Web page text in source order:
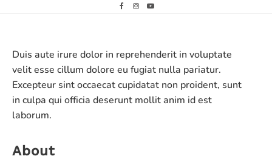
Duis aute irure dolor in reprehenderit in voluptate
velit esse cillum dolore eu fugiat nulla pariatur.
Excepteur sint occaecat cupidatat non proident, sunt
in culpa qui officia deserunt mollit anim id est
laborum.
About